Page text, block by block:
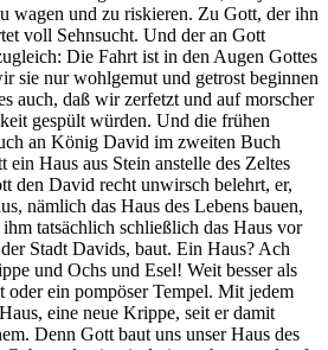
wagen und zu riskieren. Zu Gott, der ihn
voll Sehnsucht. Und der an Gott
Die Fahrt ist in den Augen Gottes
sie nur wohlgemut und getrost beginnen
auch, daß wir zerfetzt und auf morscher
gespült würden. Und die frühen
an König David im zweiten Buch
ein Haus aus Stein anstelle des Zeltes
den David recht unwirsch belehrt, er,
nämlich das Haus des Lebens bauen,
tatsächlich schließlich das Haus vor
Stadt Davids, baut. Ein Haus? Ach
und Ochs und Esel! Weit besser als
oder ein pompöser Tempel. Mit jedem
eine neue Krippe, seit er damit
Denn Gott baut uns unser Haus des